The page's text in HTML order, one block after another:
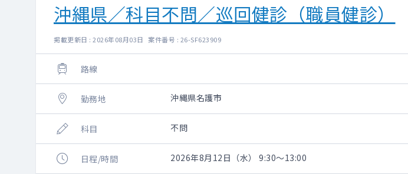
沖縄県／科目不問／巡回健診（職員健診）
掲載更新日 : 2026年08月03日 案件番号 : 26-SF623909
路線
勤務地 沖縄県名護市
科目 不問
日程/時間 2026年8月12日（水） 9:30～13:00